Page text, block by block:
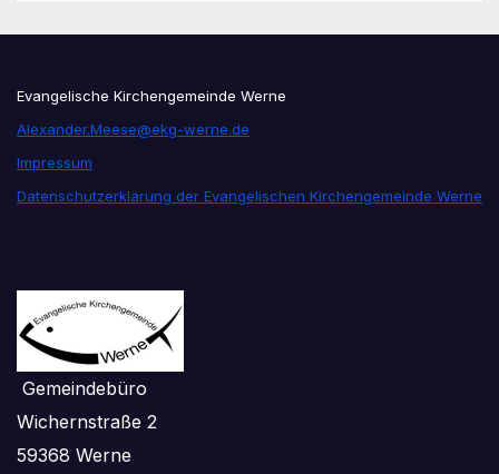
Evangelische Kirchengemeinde Werne
Alexander.Meese@ekg-werne.de
Impressum
Datenschutzerklärung der Evangelischen Kirchengemeinde Werne
Gemeindebüro
Wichernstraße 2
59368 Werne